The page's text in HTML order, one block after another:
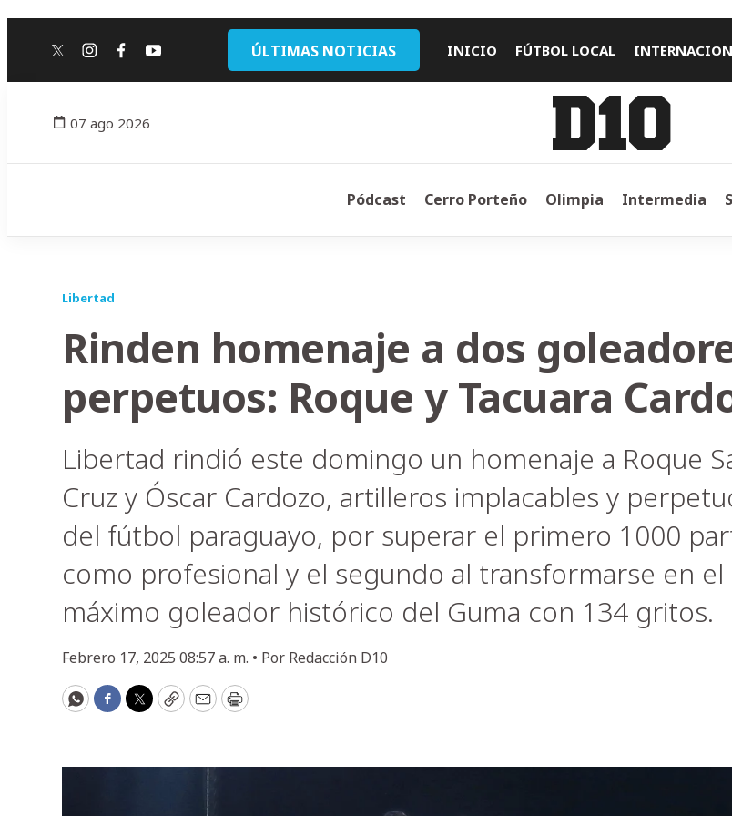
twitterinstagram
facebook
youtube ÚLTIMAS NOTICIAS INICIO FÚTBOL LOCAL
07 ago 2026
Pódcast Cerro Porteño Olimpia Intermedia
Libertad
Rinden homenaje a dos
perpetuos: Roque y Tacuara
Libertad rindió este domingo un homenaje a Roque
Cruz y Óscar Cardozo, artilleros implacables y
del fútbol paraguayo, por superar el primero 1000
como profesional y el segundo al transformarse en el
máximo goleador histórico del Guma con 134 gritos.
Febrero 17, 2025 08:57 a. m. • Por Redacción D10
WhatsApp
Facebook
Twitter
CopyEmailPrint